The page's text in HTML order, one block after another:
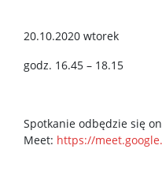
20.10.2020 wtorek
godz. 16.45 – 18.15
Spotkanie odbędzie się
Meet: https://